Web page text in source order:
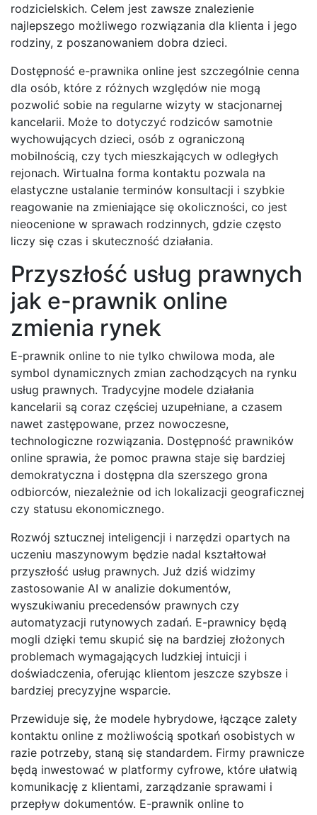
rodzicielskich. Celem jest zawsze znalezienie
najlepszego możliwego rozwiązania dla klienta i jego
rodziny, z poszanowaniem dobra dzieci.
Dostępność e-prawnika online jest szczególnie cenna
dla osób, które z różnych względów nie mogą
pozwolić sobie na regularne wizyty w stacjonarnej
kancelarii. Może to dotyczyć rodziców samotnie
wychowujących dzieci, osób z ograniczoną
mobilnością, czy tych mieszkających w odległych
rejonach. Wirtualna forma kontaktu pozwala na
elastyczne ustalanie terminów konsultacji i szybkie
reagowanie na zmieniające się okoliczności, co jest
nieocenione w sprawach rodzinnych, gdzie często
liczy się czas i skuteczność działania.
Przyszłość usług prawnych
jak e-prawnik online
zmienia rynek
E-prawnik online to nie tylko chwilowa moda, ale
symbol dynamicznych zmian zachodzących na rynku
usług prawnych. Tradycyjne modele działania
kancelarii są coraz częściej uzupełniane, a czasem
nawet zastępowane, przez nowoczesne,
technologiczne rozwiązania. Dostępność prawników
online sprawia, że pomoc prawna staje się bardziej
demokratyczna i dostępna dla szerszego grona
odbiorców, niezależnie od ich lokalizacji geograficznej
czy statusu ekonomicznego.
Rozwój sztucznej inteligencji i narzędzi opartych na
uczeniu maszynowym będzie nadal kształtował
przyszłość usług prawnych. Już dziś widzimy
zastosowanie AI w analizie dokumentów,
wyszukiwaniu precedensów prawnych czy
automatyzacji rutynowych zadań. E-prawnicy będą
mogli dzięki temu skupić się na bardziej złożonych
problemach wymagających ludzkiej intuicji i
doświadczenia, oferując klientom jeszcze szybsze i
bardziej precyzyjne wsparcie.
Przewiduje się, że modele hybrydowe, łączące zalety
kontaktu online z możliwością spotkań osobistych w
razie potrzeby, staną się standardem. Firmy prawnicze
będą inwestować w platformy cyfrowe, które ułatwią
komunikację z klientami, zarządzanie sprawami i
przepływ dokumentów. E-prawnik online to